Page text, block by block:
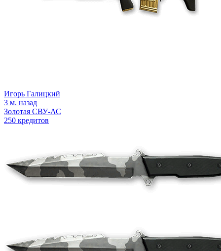
Игорь Галицкий
3 м. назад
Золотая СВУ-АС
250 кредитов